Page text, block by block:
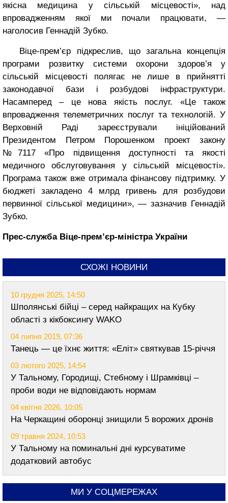
якісна медицина у сільській місцевості», над
впровадженням якої ми почали працювати, —
наголосив Геннадій Зубко.
Віце-прем’єр підкреслив, що загальна концепція
програми розвитку системи охорони здоров’я у
сільській місцевості полягає не лише в прийнятті
законодавчої бази і розбудові інфраструктури.
Насамперед – це нова якість послуг. «Це також
впровадження телеметричних послуг та технологій. У
Верховній Раді зареєстрували ініційований
Президентом Петром Порошенком проект закону
№7117 «Про підвищення доступності та якості
медичного обслуговування у сільській місцевості».
Програма також вже отримала фінансову підтримку. У
бюджеті закладено 4 млрд гривень для розбудови
первинної сільської медицини», — зазначив Геннадій
Зубко.
Прес-служба Віце-прем’єр-міністра України
СХОЖІ НОВИНИ
10 грудня 2025, 14:50
Шполянські бійці – серед найкращих на Кубку
області з кікбоксингу WAKO
04 липня 2019, 07:36
Танець — це їхнє життя: «Еліт» святкував 15-річчя
03 лютого 2025, 14:54
У Тальному, Городищі, Стебному і Шрамківці –
проби води не відповідають нормам
04 квітня 2026, 10:05
На Черкащині оборонці знищили 5 ворожих дронів
09 травня 2024, 10:53
У Тальному на поминальні дні курсуватиме
додатковий автобус
МИ У СОЦМЕРЕЖАХ